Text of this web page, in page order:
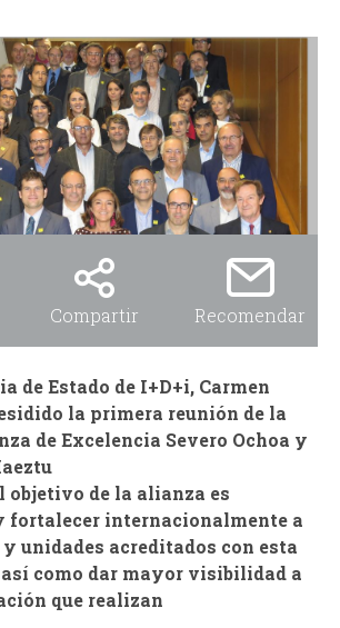
i
o
d
e
ú
s
q
u
e
d
Compartir Recomendar
de Estado de I+D+i, Carmen
la primera reunión de la
de Excelencia Severo Ochoa y
de la alianza es
fortalecer internacionalmente a
unidades acreditados con esta
como dar mayor visibilidad a
que realizan